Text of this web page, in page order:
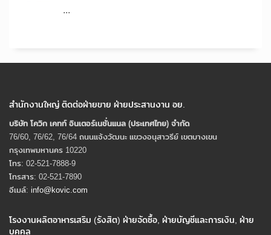
...
สำนักงานใหญ่ ติดต่อฝ่ายขาย ฝ่ายประสานงาน อย.
บริษัท โควิก เคทท์ อินเตอร์เนชั่นแนล (ประเทศไทย) จํากัด
76/60, 76/62, 76/64 ถนนแจ้งวัฒนะ แขวงอนุสาวรีย์ เขตบางเขน
กรุงเทพมหานคร 10220
โทร: 02-521-7888-9
โทรสาร: 02-521-7890
อีเมล์: info@kovic.com
โรงงานผลิตอาหารเสริม (รังสิต) ฝ่ายจัดซื้อ, ฝ่ายบัญชีและการเงิน, ฝ่าย
บุคคล